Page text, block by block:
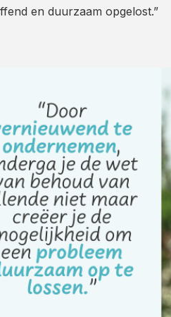
en duurzaam opgelost.”